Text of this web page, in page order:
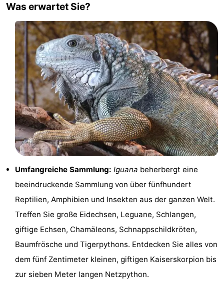
Noordzee
Resort
Vlissingen
-
Strandpark
Zeeland
Vebenabos
Westduin
Hotels
Zimmer
(mit
Frühstück)
Lastminutes
Strand
Sehen
tun
Museen
Denkmäler
Aussichtspunkte
Attraktionen
Was erwartet Sie?
Umfangreiche Sammlung: Iguana beherbergt eine
beeindruckende Sammlung von über fünfhundert
Reptilien, Amphibien und Insekten aus der ganzen Welt.
Treffen Sie große Eidechsen, Leguane, Schlangen,
giftige Echsen, Chamäleons, Schnappschildkröten,
Baumfrösche und Tigerpythons. Entdecken Sie alles von
dem fünf Zentimeter kleinen, giftigen Kaiserskorpion bis
zur sieben Meter langen Netzpython.